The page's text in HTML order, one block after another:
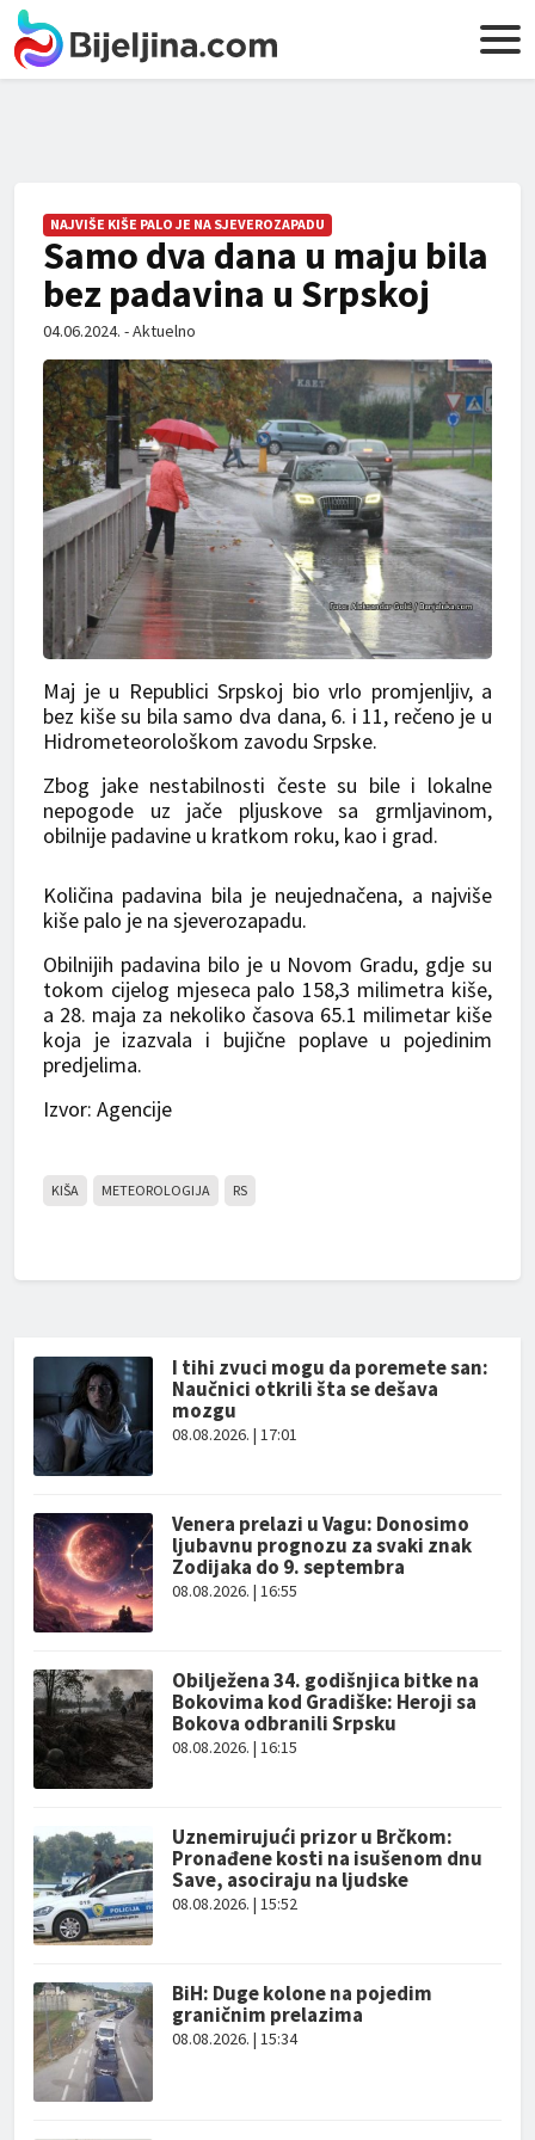
NAJVIŠE KIŠE PALO JE NA SJEVEROZAPADU
Samo dva dana u maju bila
bez padavina u Srpskoj
04.06.2024. - Aktuelno
Maj je u Republici Srpskoj bio vrlo promjenljiv, a
bez kiše su bila samo dva dana, 6. i 11, rečeno je u
Hidrometeorološkom zavodu Srpske.
Zbog jake nestabilnosti česte su bile i lokalne
nepogode uz jače pljuskove sa grmljavinom,
obilnije padavine u kratkom roku, kao i grad.
Količina padavina bila je neujednačena, a najviše
kiše palo je na sjeverozapadu.
Obilnijih padavina bilo je u Novom Gradu, gdje su
tokom cijelog mjeseca palo 158,3 milimetra kiše,
a 28. maja za nekoliko časova 65.1 milimetar kiše
koja je izazvala i bujične poplave u pojedinim
predjelima.
Izvor: Agencije
KIŠA METEOROLOGIJA RS
I tihi zvuci mogu da poremete san:
Naučnici otkrili šta se dešava
mozgu
08.08.2026. | 17:01
Venera prelazi u Vagu: Donosimo
ljubavnu prognozu za svaki znak
Zodijaka do 9. septembra
08.08.2026. | 16:55
Obilježena 34. godišnjica bitke na
Bokovima kod Gradiške: Heroji sa
Bokova odbranili Srpsku
08.08.2026. | 16:15
Uznemirujući prizor u Brčkom:
Pronađene kosti na isušenom dnu
Save, asociraju na ljudske
08.08.2026. | 15:52
BiH: Duge kolone na pojedim
graničnim prelazima
08.08.2026. | 15:34